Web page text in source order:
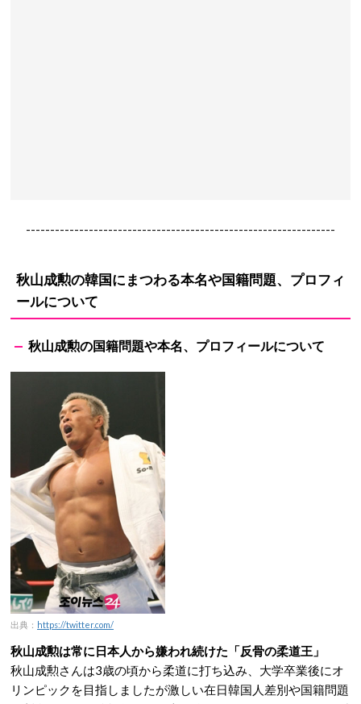
----------------------------------------------------------------
秋山成勲の韓国にまつわる本名や国籍問題、プロフィ
ールについて
秋山成勲の国籍問題や本名、プロフィールについて
出典： https://twitter.com/
秋山成勲は常に日本人から嫌われ続けた「反骨の柔道王」
秋山成勲さんは3歳の頃から柔道に打ち込み、大学卒業後にオ
リンピックを目指しましたが激しい在日韓国人差別や国籍問題